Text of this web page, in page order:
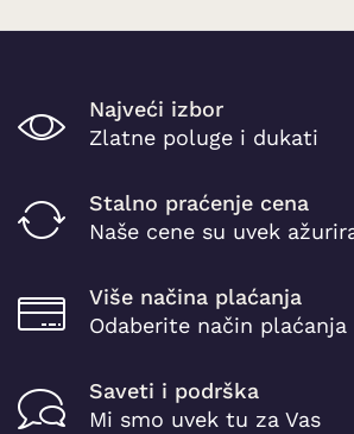
Najveći izbor
Zlatne poluge i dukati
Stalno praćenje cena
Naše cene su uvek
Više načina plaćanja
Odaberite način plaćanja
Saveti i podrška
Mi smo uvek tu za Vas